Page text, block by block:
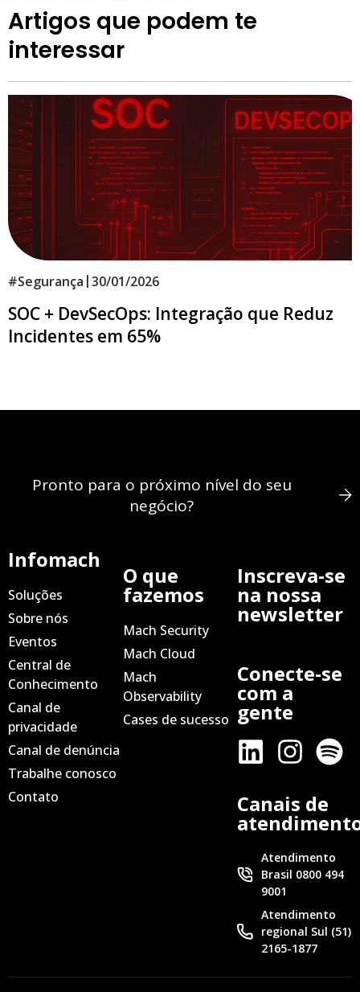
Artigos que podem te
interessar
#Segurança |30/01/2026
SOC + DevSecOps: Integração que Reduz
Incidentes em 65%
Pronto para o próximo nível do seu
negócio?
Infomach
Soluções
Sobre nós
Eventos
Central de
Conhecimento
Canal de
privacidade
Canal de denúncia
Trabalhe conosco
Contato
O que
fazemos
Mach Security
Mach Cloud
Mach
Observability
Cases de sucesso
Inscreva-se
na nossa
newsletter
Conecte-se
com a
gente
Canais de
Atendimento
Brasil 0800 494
9001
Atendimento
regional Sul (51)
2165-1877